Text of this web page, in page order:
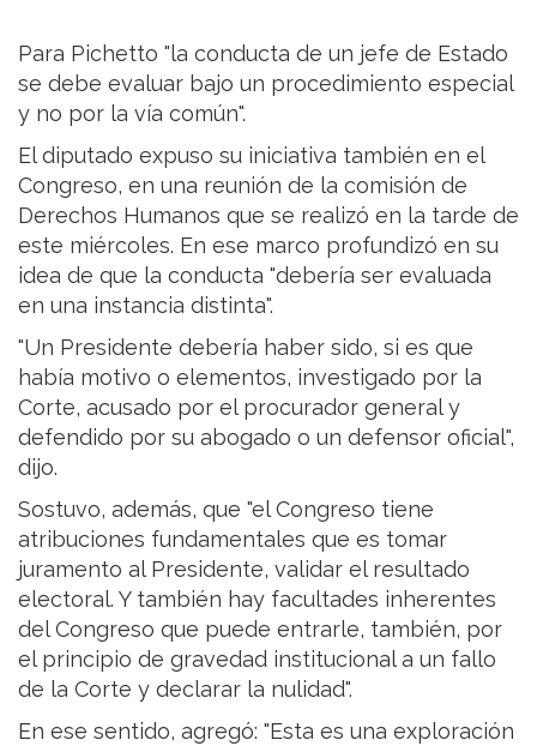
Para Pichetto "la conducta de un jefe de Estado
se debe evaluar bajo un procedimiento especial
y no por la vía común".
El diputado expuso su iniciativa también en el
Congreso, en una reunión de la comisión de
Derechos Humanos que se realizó en la tarde de
este miércoles. En ese marco profundizó en su
idea de que la conducta "debería ser evaluada
en una instancia distinta".
"Un Presidente debería haber sido, si es que
había motivo o elementos, investigado por la
Corte, acusado por el procurador general y
defendido por su abogado o un defensor oficial",
dijo.
Sostuvo, además, que "el Congreso tiene
atribuciones fundamentales que es tomar
juramento al Presidente, validar el resultado
electoral. Y también hay facultades inherentes
del Congreso que puede entrarle, también, por
el principio de gravedad institucional a un fallo
de la Corte y declarar la nulidad".
En ese sentido, agregó: "Esta es una exploración